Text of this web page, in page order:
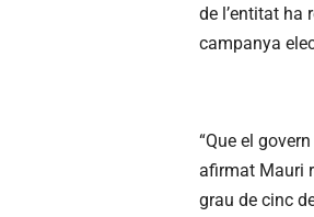
de l’entitat ha
campanya
“Que el
afirmat Mauri
grau de cinc